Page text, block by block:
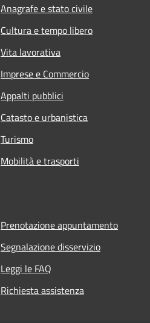
Anagrafe e stato civile
Cultura e tempo libero
Vita lavorativa
Imprese e Commercio
Appalti pubblici
Catasto e urbanistica
Turismo
Mobilità e trasporti
Prenotazione appuntamento
Segnalazione disservizio
Leggi le FAQ
Richiesta assistenza